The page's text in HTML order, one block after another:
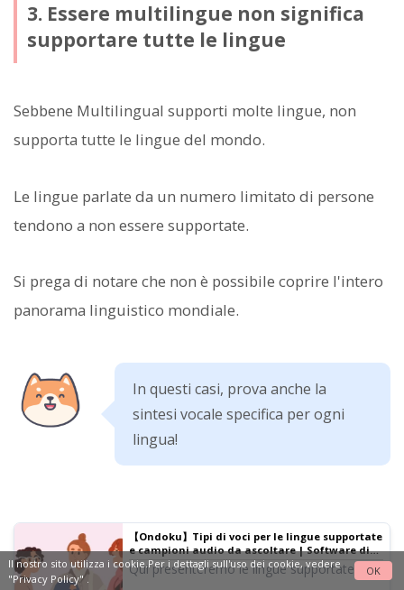
3. Essere multilingue non significa
supportare tutte le lingue
Sebbene Multilingual supporti molte lingue, non
supporta tutte le lingue del mondo.
Le lingue parlate da un numero limitato di persone
tendono a non essere supportate.
Si prega di notare che non è possibile coprire l'intero
panorama linguistico mondiale.
In questi casi, prova anche la
sintesi vocale specifica per ogni
lingua!
【Ondoku】Tipi di voci per le lingue supportate
e campioni audio da ascoltare | Software di
sintesi vocale Ondoku
Qui presenteremo le lingue supportate da
Il nostro sito utilizza i cookie.Per i dettagli sull'uso dei cookie, vedere
"Privacy Policy".
OK